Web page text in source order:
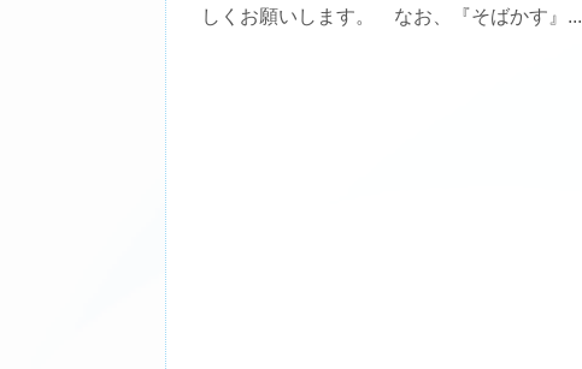
しくお願いします。 なお、『そばかす』...